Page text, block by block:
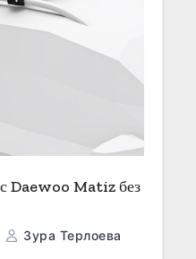
Daewoo Matiz без
Зура Терлоева